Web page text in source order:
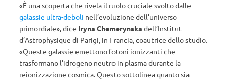
«È una scoperta che rivela il ruolo cruciale svolto dalle
galassie ultra-deboli nell’evoluzione dell’universo
primordiale», dice Iryna Chemerynska dell’Institut
d’Astrophysique di Parigi, in Francia, coautrice dello studio.
«Queste galassie emettono fotoni ionizzanti che
trasformano l’idrogeno neutro in plasma durante la
reionizzazione cosmica. Questo sottolinea quanto sia